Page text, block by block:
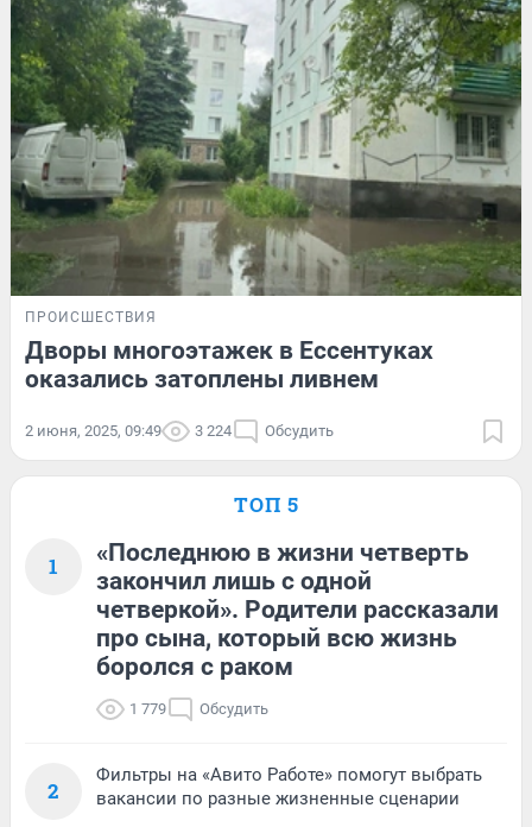
ПРОИСШЕСТВИЯ
‍Дворы многоэтажек в Ессентуках
оказались затоплены ливнем
2 июня, 2025, 09:49 3 224 Обсудить
ТОП 5
1
«Последнюю в жизни четверть
закончил лишь с одной
четверкой». Родители рассказали
про сына, который всю жизнь
боролся с раком
1 779 Обсудить
2
Фильтры на «Авито Работе» помогут выбрать
вакансии по разные жизненные сценарии